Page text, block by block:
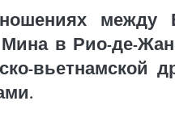
в Рио-де-
вьетнамской